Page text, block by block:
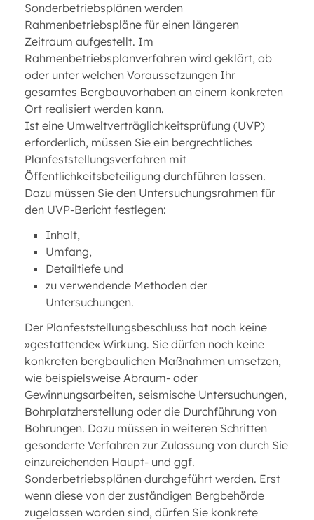
Sonderbetriebsplänen werden
Rahmenbetriebspläne für einen längeren
Zeitraum aufgestellt. Im
Rahmenbetriebsplanverfahren wird geklärt, ob
oder unter welchen Voraussetzungen Ihr
gesamtes Bergbauvorhaben an einem konkreten
Ort realisiert werden kann.
Ist eine Umweltverträglichkeitsprüfung (UVP)
erforderlich, müssen Sie ein bergrechtliches
Planfeststellungsverfahren mit
Öffentlichkeitsbeteiligung durchführen lassen.
Dazu müssen Sie den Untersuchungsrahmen für
den UVP-Bericht festlegen:
Inhalt,
Umfang,
Detailtiefe und
zu verwendende Methoden der
Untersuchungen.
Der Planfeststellungsbeschluss hat noch keine
»gestattende« Wirkung. Sie dürfen noch keine
konkreten bergbaulichen Maßnahmen umsetzen,
wie beispielsweise Abraum- oder
Gewinnungsarbeiten, seismische Untersuchungen,
Bohrplatzherstellung oder die Durchführung von
Bohrungen. Dazu müssen in weiteren Schritten
gesonderte Verfahren zur Zulassung von durch Sie
einzureichenden Haupt- und ggf.
Sonderbetriebsplänen durchgeführt werden. Erst
wenn diese von der zuständigen Bergbehörde
zugelassen worden sind, dürfen Sie konkrete